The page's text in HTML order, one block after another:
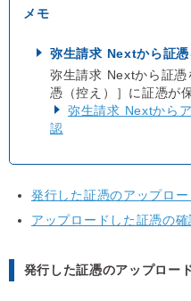
弥生請求 Nextから証
弥生請求 Nextから証
憑（控え）］に証憑が
弥生請求 Nextから
認
発行した証憑のアップロー
アップロードした証憑の確
発行した証憑のアップロー